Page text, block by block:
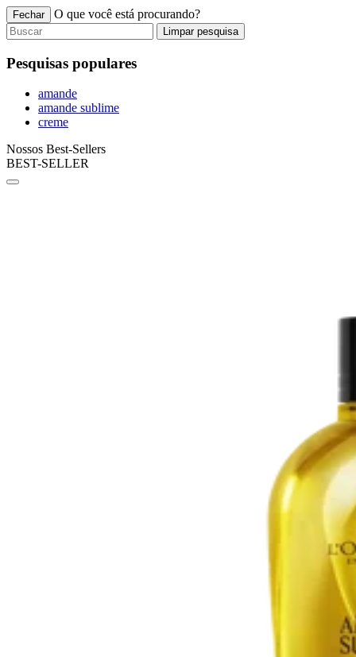
Fechar O que você está procurando?
Limpar pesquisa
Pesquisas populares
amande
amande sublime
creme
Nossos Best-Sellers
BEST-SELLER